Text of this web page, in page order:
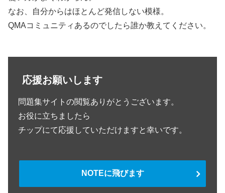
なお、自分からはほとんど発信しない模様。
QMAコミュニティあるのでしたら誰か教えてください。
応援お願いします
問題集サイトの閲覧ありがとうございます。
お役に立ちましたら
チップにて応援していただけますと幸いです。
NOTEに飛びます